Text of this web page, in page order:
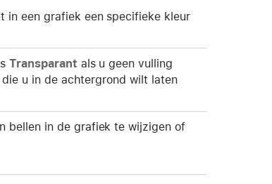
in een grafiek een specifieke kleur
Transparant als u geen vulling
u in de achtergrond wilt laten
bellen in de grafiek te wijzigen of